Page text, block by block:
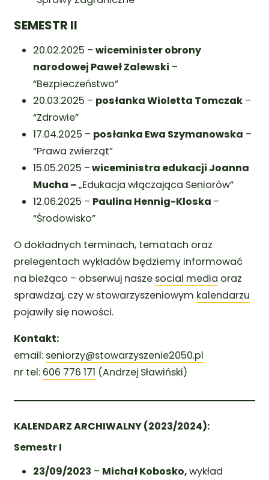
SEMESTR II
20.02.2025 –wiceminister obrony
narodowej Paweł Zalewski –
“Bezpieczeństwo”
20.03.2025 – posłanka Wioletta Tomczak –
“Zdrowie”
17.04.2025 – posłanka Ewa Szymanowska –
“Prawa zwierząt”
15.05.2025 –wiceministra edukacji Joanna
Mucha –„Edukacja włączająca Seniorów”
12.06.2025 – Paulina Hennig-Kloska –
“Środowisko”
O dokładnych terminach, tematach oraz
prelegentach wykładów będziemy informować
na bieżąco – obserwuj nasze social media oraz
sprawdzaj, czy w stowarzyszeniowym kalendarzu
pojawiły się nowości.
Kontakt:
email: seniorzy@stowarzyszenie2050.pl
nr tel: 606 776 171 (Andrzej Sławiński)
KALENDARZ ARCHIWALNY (2023/2024):
Semestr I
23/09/2023 – Michał Kobosko,wykład